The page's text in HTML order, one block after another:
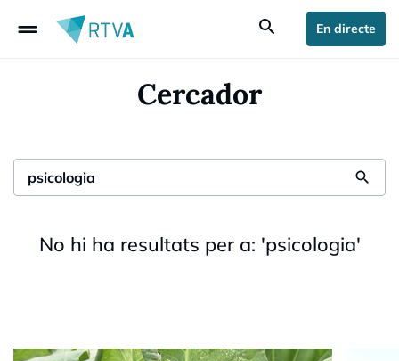
drag_handle search En directe
Cercador
search
No hi ha resultats per a: 'psicologia'